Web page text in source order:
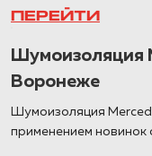
ПЕРЕЙТИ
Шумоизоляция
Воронеже
Шумоизоляция
применением